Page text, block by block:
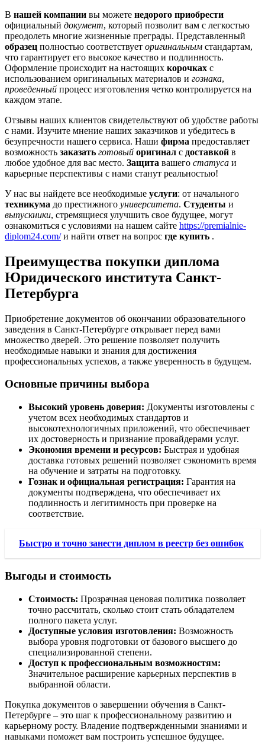
В нашей компании вы можете недорого приобрести
официальный документ, который позволит вам с легкостью
преодолеть многие жизненные преграды. Представленный
образец полностью соответствует оригинальным стандартам,
что гарантирует его высокое качество и подлинность.
Оформление происходит на настоящих корочках с
использованием оригинальных материалов и гознака,
проведенный процесс изготовления четко контролируется на
каждом этапе.
Отзывы наших клиентов свидетельствуют об удобстве работы
с нами. Изучите мнение наших заказчиков и убедитесь в
безупречности нашего сервиса. Наши фирма предоставляет
возможность заказать готовый оригинал с доставкой в
любое удобное для вас место. Защита вашего статуса и
карьерные перспективы с нами станут реальностью!
У нас вы найдете все необходимые услуги: от начального
техникума до престижного университета. Студенты и
выпускники, стремящиеся улучшить свое будущее, могут
ознакомиться с условиями на нашем сайте https://premialnie-
diplom24.com/и найти ответ на вопрос где купить .
Преимущества покупки диплома
Юридического института Санкт-
Петербурга
Приобретение документов об окончании образовательного
заведения в Санкт-Петербурге открывает перед вами
множество дверей. Это решение позволяет получить
необходимые навыки и знания для достижения
профессиональных успехов, а также уверенность в будущем.
Основные причины выбора
Высокий уровень доверия: Документы изготовлены с
учетом всех необходимых стандартов и
высокотехнологичных приложений, что обеспечивает
их достоверность и признание провайдерами услуг.
Экономия времени и ресурсов: Быстрая и удобная
доставка готовых решений позволяет сэкономить время
на обучение и затраты на подготовку.
Гознак и официальная регистрация: Гарантия на
документы подтверждена, что обеспечивает их
подлинность и легитимность при проверке на
соответствие.
Быстро и точно занести диплом в реестр без ошибок
Выгоды и стоимость
Стоимость: Прозрачная ценовая политика позволяет
точно рассчитать, сколько стоит стать обладателем
полного пакета услуг.
Доступные условия изготовления: Возможность
выбора уровня подготовки от базового высшего до
специализированной степени.
Доступ к профессиональным возможностям:
Значительное расширение карьерных перспектив в
выбранной области.
Покупка документов о завершении обучения в Санкт-
Петербурге – это шаг к профессиональному развитию и
карьерному росту. Владение подтвержденными знаниями и
навыками поможет вам построить успешное будущее.